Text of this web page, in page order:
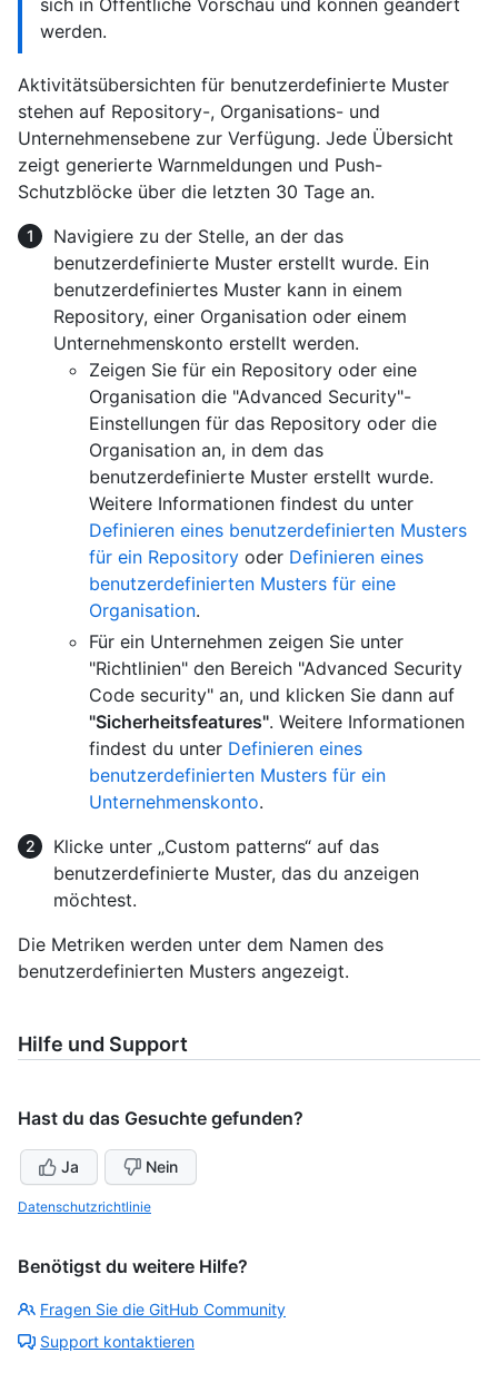
sich in Öffentliche Vorschau und können geändert
werden.
Aktivitätsübersichten für benutzerdefinierte Muster
stehen auf Repository-, Organisations- und
Unternehmensebene zur Verfügung. Jede Übersicht
zeigt generierte Warnmeldungen und Push-
Schutzblöcke über die letzten 30 Tage an.
Navigiere zu der Stelle, an der das
benutzerdefinierte Muster erstellt wurde. Ein
benutzerdefiniertes Muster kann in einem
Repository, einer Organisation oder einem
Unternehmenskonto erstellt werden.
Zeigen Sie für ein Repository oder eine
Organisation die "Advanced Security"-
Einstellungen für das Repository oder die
Organisation an, in dem das
benutzerdefinierte Muster erstellt wurde.
Weitere Informationen findest du unter
Definieren eines benutzerdefinierten Musters
für ein Repository oder Definieren eines
benutzerdefinierten Musters für eine
Organisation.
Für ein Unternehmen zeigen Sie unter
"Richtlinien" den Bereich "Advanced Security
Code security" an, und klicken Sie dann auf
"Sicherheitsfeatures". Weitere Informationen
findest du unter Definieren eines
benutzerdefinierten Musters für ein
Unternehmenskonto.
Klicke unter „Custom patterns“ auf das
benutzerdefinierte Muster, das du anzeigen
möchtest.
Die Metriken werden unter dem Namen des
benutzerdefinierten Musters angezeigt.
Hilfe und Support
Hast du das Gesuchte gefunden?
Ja Nein
Datenschutzrichtlinie
Benötigst du weitere Hilfe?
Fragen Sie die GitHub Community
Support kontaktieren